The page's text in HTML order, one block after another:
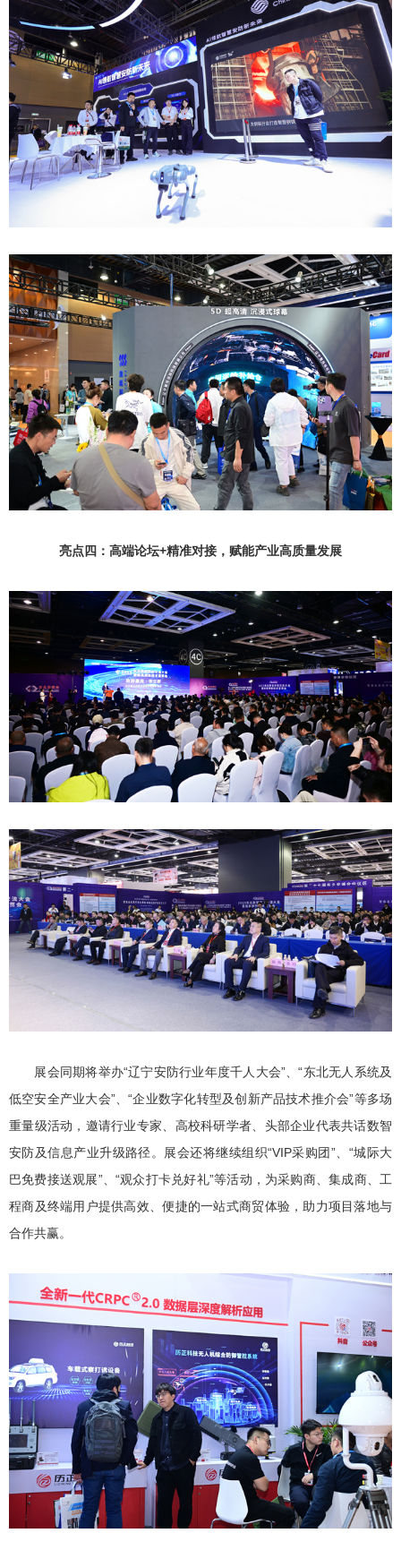
亮点四：高端论坛+精准对接，赋能产业高质量发展
展会同期将举办“辽宁安防行业年度千人大会”、“东北无人系统及
低空安全产业大会”、“企业数字化转型及创新产品技术推介会”等多场
重量级活动，邀请行业专家、高校科研学者、头部企业代表共话数智
安防及信息产业升级路径。展会还将继续组织“VIP采购团”、“城际大
巴免费接送观展”、“观众打卡兑好礼”等活动，为采购商、集成商、工
程商及终端用户提供高效、便捷的一站式商贸体验，助力项目落地与
合作共赢。